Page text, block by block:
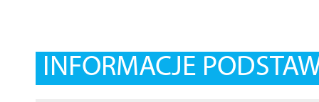
INFORMACJE